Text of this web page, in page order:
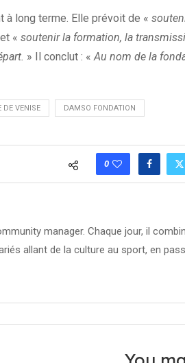
à long terme. Elle prévoit de «
« soutenir la formation, la
» Il conclut : « Au nom de la
DE VENISE DAMSO FONDATION
0
manager. Chaque jour, il
allant de la culture au sport, en